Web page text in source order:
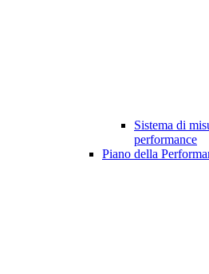
Sistema di
performance
Piano della